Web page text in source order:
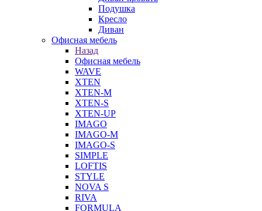
Подушка
Кресло
Диван
Офисная мебель
Назад
Офисная мебель
WAVE
XTEN
XTEN-M
XTEN-S
XTEN-UP
IMAGO
IMAGO-M
IMAGO-S
SIMPLE
LOFTIS
STYLE
NOVA S
RIVA
FORMULA